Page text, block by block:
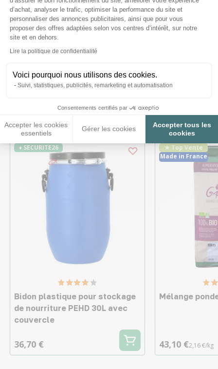
d’achat, analyser le trafic, optimiser la performance du site et
personnaliser des annonces publicitaires, ainsi que pour vous
proposer des offres adaptées selon vos centres d’intérêt, sur notre
site et en dehors.
Lire la politique de confidentialité
Voici pourquoi nous utilisons des cookies.
Suivi, statistiques, publicités, remarketing et automatisation
Consentements certifiés par
Accepter les cookies
essentiels
Gérer les cookies
Accepter tous les
cookies
Axeptio consent
Posez-nous vos questions
intéresser
♦ SECURITE26
Bidon plastique pour stockage
de nourriture PEHD 30L avec
couvercle
36,70 €
★ Top Vente
Made in France
Mélange
43,10 €2,16 €/kg